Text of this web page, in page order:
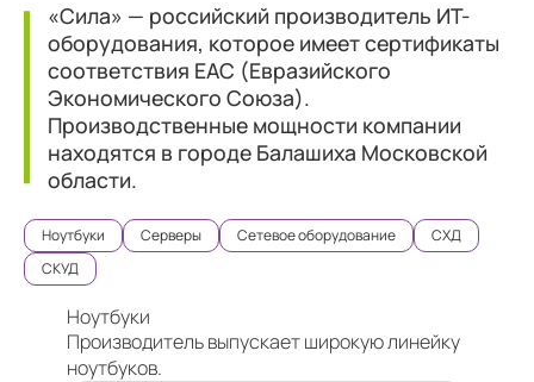
«Сила» — российский производитель ИТ-
оборудования, которое имеет сертификаты
соответствия ЕАС (Евразийского
Экономического Союза).
Производственные мощности компании
находятся в городе Балашиха Московской
области.
Ноутбуки Серверы Сетевое оборудование
СХД
СКУД
Ноутбуки
Производитель выпускает широкую линейку
ноутбуков.